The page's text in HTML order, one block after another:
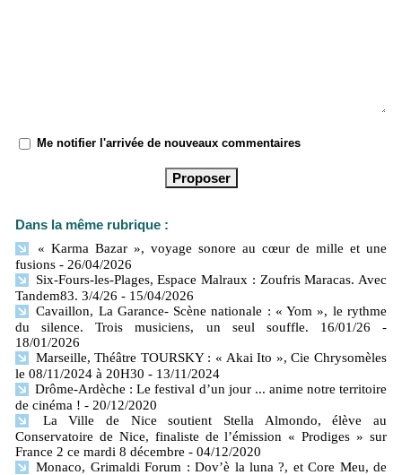
Me notifier l'arrivée de nouveaux commentaires
Dans la même rubrique :
« Karma Bazar », voyage sonore au cœur de mille et une
fusions - 26/04/2026
Six-Fours-les-Plages, Espace Malraux : Zoufris Maracas. Avec
Tandem83. 3/4/26 - 15/04/2026
Cavaillon, La Garance- Scène nationale : « Yom », le rythme
du silence. Trois musiciens, un seul souffle. 16/01/26
-
18/01/2026
Marseille, Théâtre TOURSKY : « Akai Ito », Cie Chrysomèles
le 08/11/2024 à 20H30 - 13/11/2024
Drôme-Ardèche : Le festival d’un jour ... anime notre territoire
de cinéma ! - 20/12/2020
La Ville de Nice soutient Stella Almondo, élève au
Conservatoire de Nice, finaliste de l’émission « Prodiges » sur
France 2 ce mardi 8 décembre - 04/12/2020
Monaco, Grimaldi Forum : Dov’è la luna ?, et Core Meu, de